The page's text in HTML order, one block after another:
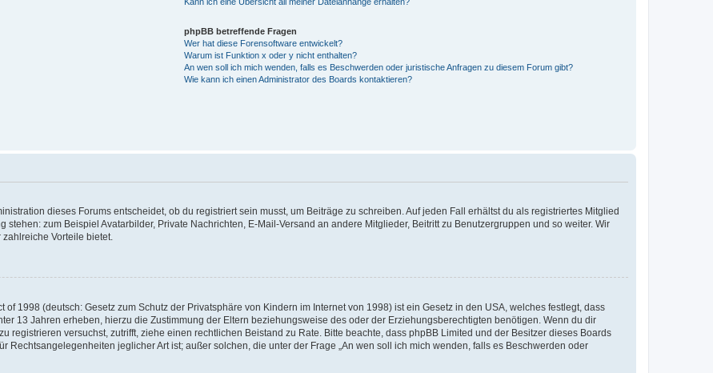
phpBB betreffende Fragen
Wer hat diese Forensoftware entwickelt?
Warum ist Funktion x oder y nicht enthalten?
An wen soll ich mich wenden, falls es Beschwerden oder juristische Anfragen zu diesem Forum gibt?
Wie kann ich einen Administrator des Boards kontaktieren?
dieses Forums entscheidet, ob du registriert sein musst, um Beiträge zu schreiben. Auf jeden Fall erhältst du als registriertes Mitglied
stehen: zum Beispiel Avatarbilder, Private Nachrichten, E-Mail-Versand an andere Mitglieder, Beitritt zu Benutzergruppen und so weiter. Wir
Vorteile bietet.
of 1998 (deutsch: Gesetz zum Schutz der Privatsphäre von Kindern im Internet von 1998) ist ein Gesetz in den USA, welches festlegt, dass
13 Jahren erheben, hierzu die Zustimmung der Eltern beziehungsweise des oder der Erziehungsberechtigten benötigen. Wenn du dir
registrieren versuchst, zutrifft, ziehe einen rechtlichen Beistand zu Rate. Bitte beachte, dass phpBB Limited und der Besitzer dieses Boards
Rechtsangelegenheiten jeglicher Art ist; außer solchen, die unter der Frage „An wen soll ich mich wenden, falls es Beschwerden oder